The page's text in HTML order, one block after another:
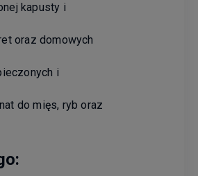
kapusty i
oraz domowych
i
do mięs, ryb oraz